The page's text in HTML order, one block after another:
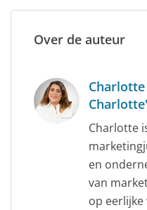
Over de auteur
Charlotte
en
van
op eerlijke